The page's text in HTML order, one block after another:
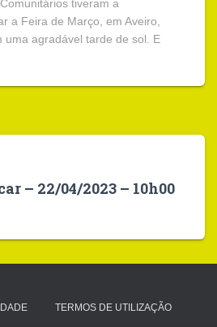
tiveram a
a Feira de Março, em Aveiro,
uma agradável tarde de sol. E
– 22/04/2023 – 10h00
TERMOS DE UTILIZAÇÃO